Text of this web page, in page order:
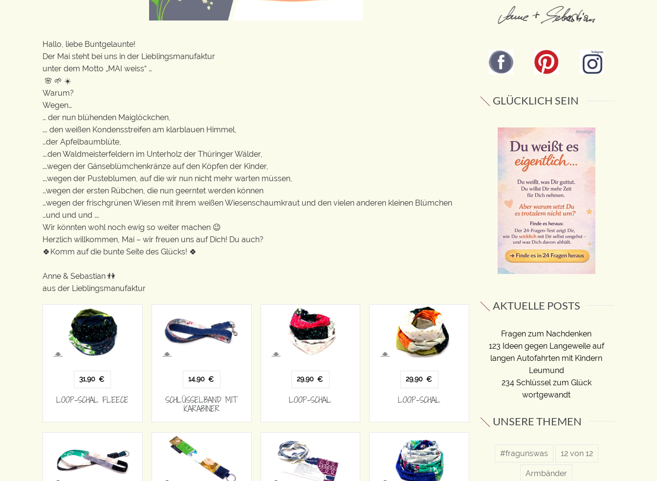
Hallo, liebe Buntgelaunte!
Der Mai steht bei uns in der Lieblingsmanufaktur
unter dem Motto „MAI weiss“ …
🌸 🌱 ☀️
Warum?
Wegen…
… der nun blühenden Maiglöckchen,
…. den weißen Kondensstreifen am klarblauen Himmel,
…der Apfelbaumblüte,
….den Waldmeisterfeldern im Unterholz der Thüringer Wälder,
….wegen der Gänseblümchenkränze auf den Köpfen der Kinder,
….wegen der Pusteblumen, auf die wir nun nicht mehr warten müssen,
…wegen der ersten Rübchen, die nun geerntet werden können
…wegen der frischgrünen Wiesen mit ihrem weißen Wiesenschaumkraut und den vielen anderen kleinen Blümchen
…und und und ….
Wir könnten wohl noch ewig so weiter machen 😉
Herzlich willkommen, Mai – wir freuen uns auf Dich! Du auch?
🍀Komm auf die bunte Seite des Glücks! 🍀
Anne & Sebastian 👫
aus der Lieblingsmanufaktur
31,90 €
LOOP-SCHAL FLEECE
14,90 €
SCHLÜSSELBAND MIT
KARABINER
29,90 €
LOOP-SCHAL
29,90 €
LOOP-SCHAL
GLÜCKLICH SEIN
AKTUELLE POSTS
Fragen zum Nachdenken
123 Ideen gegen Langeweile auf
langen Autofahrten mit Kindern
Leumund
234 Schlüssel zum Glück
wortgewandt
UNSERE THEMEN
#fragunswas 12 von 12
Armbänder